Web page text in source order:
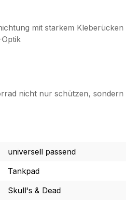
mit starkem Kleberücken
nicht nur schützen,
universell passend
Tankpad
Skull's & Dead